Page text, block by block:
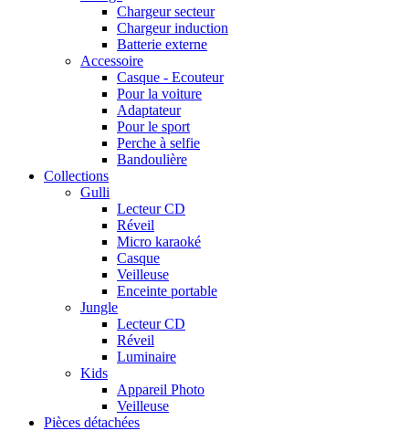
Chargeur secteur
Chargeur induction
Batterie externe
Accessoire
Casque - Ecouteur
Pour la voiture
Adaptateur
Pour le sport
Perche à selfie
Bandoulière
Collections
Gulli
Lecteur CD
Réveil
Micro karaoké
Casque
Veilleuse
Enceinte portable
Jungle
Lecteur CD
Réveil
Luminaire
Kids
Appareil Photo
Veilleuse
Pièces détachées